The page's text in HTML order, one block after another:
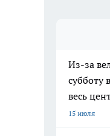
Из-за
субботу
весь
15 июля